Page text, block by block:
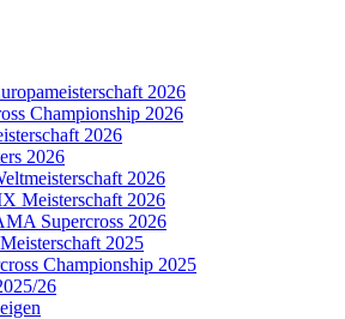
2026
Championship 2026
2026
2026
2026
Meisterschaft 2026
Supercross 2026
2025
Championship 2025
26